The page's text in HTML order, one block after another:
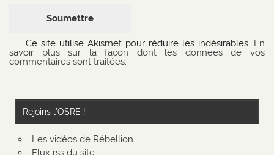
Ce site utilise Akismet pour réduire les indésirables. En
savoir plus sur la façon dont les données de vos
commentaires sont traitées.
Rejoins l’OSRE !
Les vidéos de Rébellion
Flux rss du site